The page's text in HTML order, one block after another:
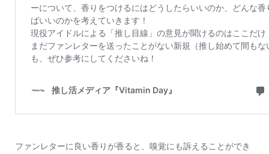
ファンレターに良い香りが香ると、嗅覚にも訴えることができ